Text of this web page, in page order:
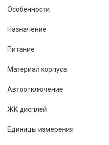
Особенности
Назначение
Питание
Материал корпуса
Автоотключение
ЖК дисплей
Единицы измерения